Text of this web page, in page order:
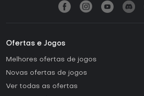
Ofertas e Jogos
Melhores ofertas de jogos
Novas ofertas de jogos
Ver todas as ofertas